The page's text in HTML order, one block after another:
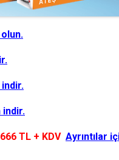
olun.
indir.
TL + KDV Ayrıntılar